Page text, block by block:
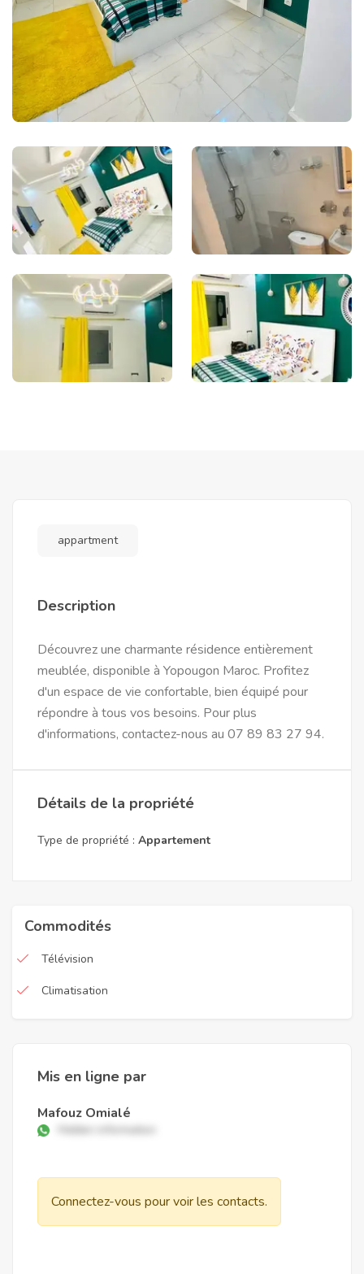
appartment
Description
Découvrez une charmante résidence entièrement
meublée, disponible à Yopougon Maroc. Profitez
d'un espace de vie confortable, bien équipé pour
répondre à tous vos besoins. Pour plus
d'informations, contactez-nous au 07 89 83 27 94.
Détails de la propriété
Type de propriété : Appartement
Commodités
Télévision
Climatisation
Mis en ligne par
Mafouz Omialé
Hidden information
Connectez-vous pour voir les contacts.